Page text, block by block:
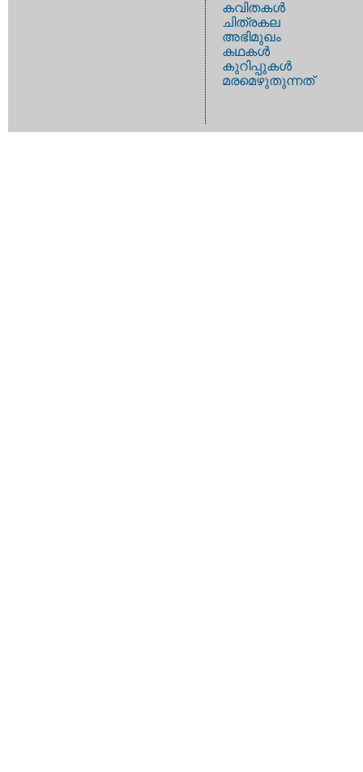
കവിതകള്‍
ചിത്രകല
അഭിമുഖം
കഥകള്‍
കുറിപ്പുകള്‍
മരമെഴുതുന്നത്